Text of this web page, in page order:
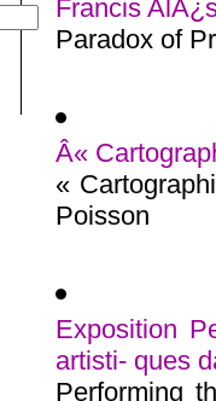
Francis
Paradox of
Â«
«
Poisson
Exposition
artisti- ques
Performing